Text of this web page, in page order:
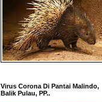
Virus Corona Di Pantai Malindo,
Balik Pulau, PP..